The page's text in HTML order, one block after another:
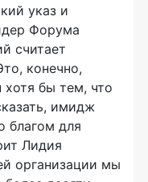
указ и
Форума
считает
конечно,
хотя бы тем, что
имидж
благом для
Лидия
организации мы